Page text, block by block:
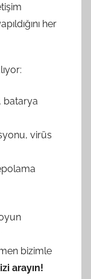
her
batarya
virüs
bizimle
arayın!